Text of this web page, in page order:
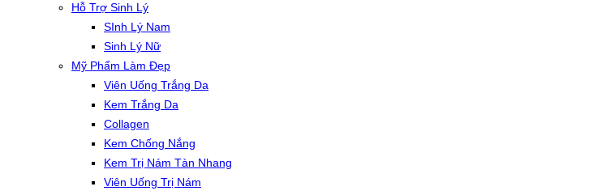
Hỗ Trợ Sinh Lý
SInh Lý Nam
Sinh Lý Nữ
Mỹ Phẩm Làm Đẹp
Viên Uống Trắng Da
Kem Trắng Da
Collagen
Kem Chống Nắng
Kem Trị Nám Tàn Nhang
Viên Uống Trị Nám